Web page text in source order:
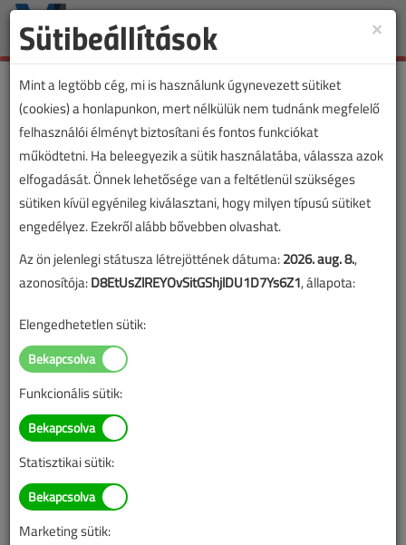
Toggle
Bátai Roland
villamosmérnök
×
Sütibeállítások
Mint a legtöbb cég, mi is használunk úgynevezett sütiket
(cookies) a honlapunkon, mert nélkülük nem tudnánk megfelelő
felhasználói élményt biztosítani és fontos funkciókat
működtetni. Ha beleegyezik a sütik használatába, válassza azok
elfogadását. Önnek lehetősége van a feltétlenül szükséges
sütiken kívül egyénileg kiválasztani, hogy milyen típusú sütiket
engedélyez. Ezekről alább bővebben olvashat.
Az ön jelenlegi státusza létrejöttének dátuma:2026. aug. 8.,
azonosítója:D8EtUsZlREYOvSitGShjlDU1D7Ys6Z1, állapota:
Elengedhetetlen sütik:
Funkcionális sütik:
Statisztikai sütik:
Marketing sütik: